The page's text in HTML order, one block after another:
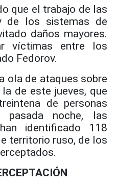
que el trabajo de las
de los sistemas de
daños mayores.
víctimas entre los
Fedorov.
ola de ataques sobre
de este jueves, que
de personas
pasada noche, las
identificado 118
territorio ruso, de los